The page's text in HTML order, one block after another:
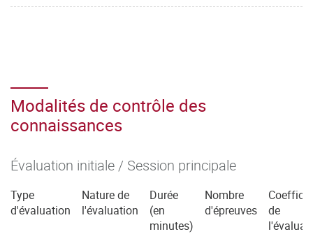
Modalités de contrôle des
connaissances
Évaluation initiale / Session principale
Type
d'évaluation
Nature de
l'évaluation
Durée
(en
minutes)
Nombre
d'épreuves
de